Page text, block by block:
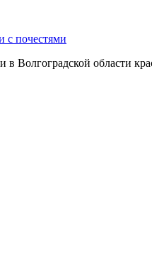
с почестями
в Волгоградской области